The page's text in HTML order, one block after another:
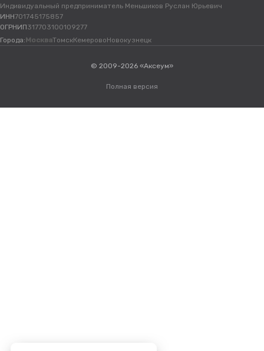
Индивидуальный предприниматель Меньшиков Руслан Юрьевич
ИНН701745175857
ОГРНИП317703100109277
Города: МоскваТомскКемеровоНовокузнецк
© 2009-2026 «Аксеум»
Полная версия